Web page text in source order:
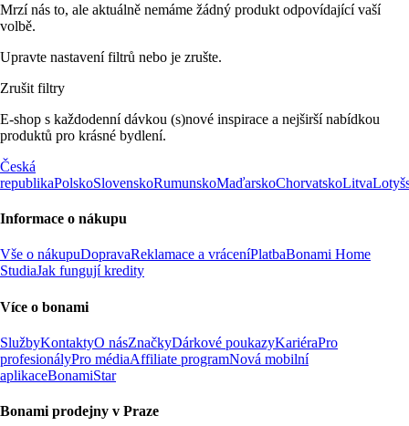
Mrzí nás to, ale aktuálně nemáme žádný produkt odpovídající vaší
volbě.
Upravte nastavení filtrů nebo je zrušte.
Zrušit filtry
E-shop s každodenní dávkou (s)nové inspirace a nejširší nabídkou
produktů pro krásné bydlení.
Česká
republikaPolskoSlovenskoRumunskoMaďarskoChorvatskoLitva
Informace o nákupu
Vše o nákupuDopravaReklamace a vráceníPlatbaBonami Home
StudiaJak fungují kredity
Více o bonami
SlužbyKontaktyO násZnačkyDárkové poukazyKariéraPro
profesionályPro médiaAffiliate programNová mobilní
aplikaceBonamiStar
Bonami prodejny v Praze